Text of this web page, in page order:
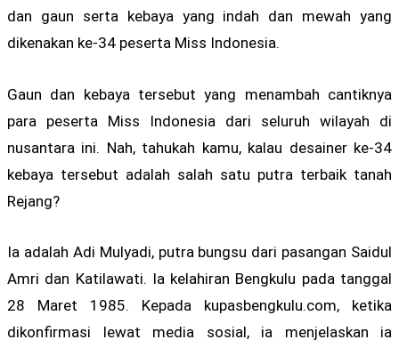
dan gaun serta kebaya yang indah dan mewah yang
dikenakan ke-34 peserta Miss Indonesia.
Gaun dan kebaya tersebut yang menambah cantiknya
para peserta Miss Indonesia dari seluruh wilayah di
nusantara ini. Nah, tahukah kamu, kalau desainer ke-34
kebaya tersebut adalah salah satu putra terbaik tanah
Rejang?
Ia adalah Adi Mulyadi, putra bungsu dari pasangan Saidul
Amri dan Katilawati. Ia kelahiran Bengkulu pada tanggal
28 Maret 1985. Kepada kupasbengkulu.com, ketika
dikonfirmasi lewat media sosial, ia menjelaskan ia